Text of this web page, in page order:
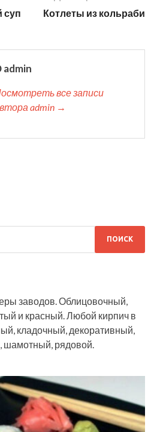
суп Котлеты из кольраби
admin
все записи
admin →
заводов. Облицовочный,
и красный. Любой кирпич в
кладочный, декоративный,
шамотный, рядовой.